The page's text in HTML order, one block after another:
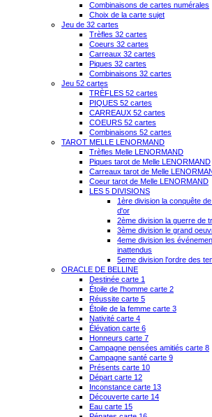
Combinaisons de cartes numérales
Choix de la carte sujet
Jeu de 32 cartes
Trèfles 32 cartes
Coeurs 32 cartes
Carreaux 32 cartes
Piques 32 cartes
Combinaisons 32 cartes
Jeu 52 cartes
TRÈFLES 52 cartes
PIQUES 52 cartes
CARREAUX 52 cartes
COEURS 52 cartes
Combinaisons 52 cartes
TAROT MELLE LENORMAND
Trèfles Melle LENORMAND
Piques tarot de Melle LENORMAND
Carreaux tarot de Melle
Coeur tarot de Melle LENORMAND
LES 5 DIVISIONS
1ère division la conquête
d'or
2ème division la guerre de
3ème division le grand
4eme division les
inattendus
5eme division l'ordre des
ORACLE DE BELLINE
Destinée carte 1
Étoile de l'homme carte 2
Réussite carte 5
Étoile de la femme carte 3
Nativité carte 4
Élévation carte 6
Honneurs carte 7
Campagne pensées amitiés carte 8
Campagne santé carte 9
Présents carte 10
Départ carte 12
Inconstance carte 13
Découverte carte 14
Eau carte 15